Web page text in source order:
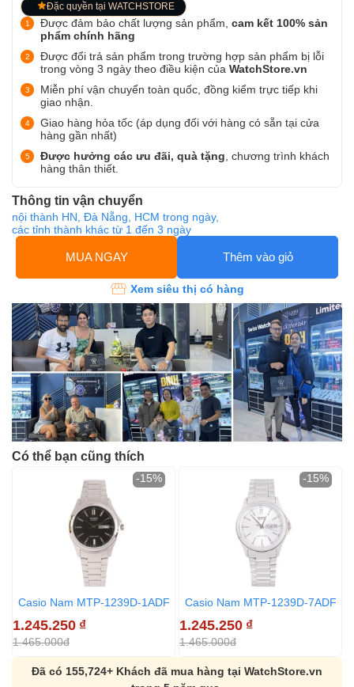
Đặc quyền tại WATCHSTORE
Được đảm bảo chất lượng sản phẩm, cam kết 100% sản
phẩm chính hãng
Được đổi trả sản phẩm trong trường hợp sản phẩm bị lỗi
trong vòng 3 ngày theo điều kiện của WatchStore.vn
Miễn phí vận chuyển toàn quốc, đồng kiểm trực tiếp khi
giao nhận.
Giao hàng hỏa tốc (áp dụng đối với hàng có sẵn tại cửa
hàng gần nhất)
Được hưởng các ưu đãi, quà tặng , chương trình khách
hàng thân thiết.
Thông tin vận chuyển
nội thành HN, Đà Nẵng, HCM trong ngày,
các tỉnh thành khác từ 1 đến 3 ngày
MUA NGAY Thêm vào giỏ
Xem siêu thị có hàng
Có thể bạn cũng thích
Casio Nam MTP-1239D-1ADF
1.245.250 ₫
1.465.000đ
-15%
Casio Nam MTP-1239D-7ADF
1.245.250 ₫
1.465.000đ
-15%
Đã có 155,724+ Khách đã mua hàng tại WatchStore.vn